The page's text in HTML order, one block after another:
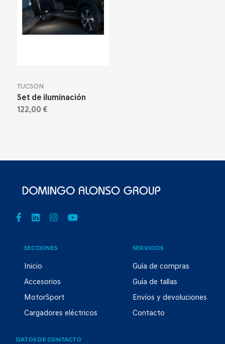
TUCSON
Set de iluminación
122,00 €
SECCIONES
Inicio
Accesorios
MotorSport
Cargadores eléctricos
SERVICIOS
Guía de compras
Guía de tallas
Envíos y devoluciones
Contacto
DATOS DE CONTACTO